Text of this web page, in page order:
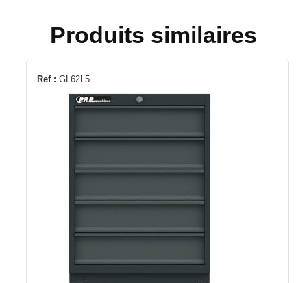
Produits similaires
Ref : GL62L5